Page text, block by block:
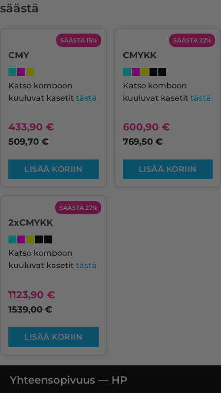
säästä
SÄÄSTÄ 15%
CMY
Katso komboon
kuuluvat kasetit tästä
433,90 €
509,70€
LISÄÄ KORIIN
SÄÄSTÄ 22%
CMYKK
Katso komboon
kuuluvat kasetit tästä
600,90 €
769,50€
LISÄÄ KORIIN
SÄÄSTÄ 27%
2xCMYKK
Katso komboon
kuuluvat kasetit tästä
1123,90 €
1539,00€
LISÄÄ KORIIN
Yhteensopivuus — HP